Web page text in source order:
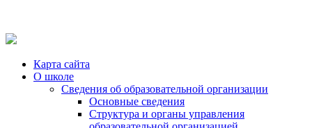
Карта сайта
О школе
Сведения об образовательной организации
Основные сведения
Структура и органы управления